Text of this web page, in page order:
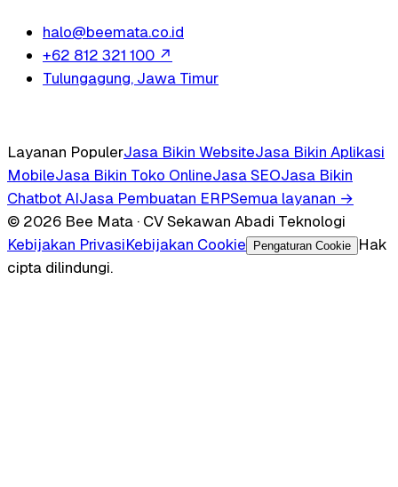
halo@beemata.co.id
+62 812 321 100 ↗
Tulungagung, Jawa Timur
Layanan PopulerJasa Bikin WebsiteJasa Bikin Aplikasi
MobileJasa Bikin Toko OnlineJasa SEOJasa Bikin
Chatbot AIJasa Pembuatan ERPSemua layanan →
© 2026 Bee Mata · CV Sekawan Abadi Teknologi
Kebijakan PrivasiKebijakan Cookie Pengaturan Cookie
Hak
cipta dilindungi.